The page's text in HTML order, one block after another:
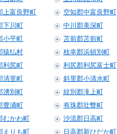
上富良野町 空知郡中富良野町
下川町 中川郡美深町
小平町 苫前郡苫前町
猿払村 枝幸郡浜頓別町
利尻町 利尻郡利尻富士町
清里町 斜里郡小清水町
湧別町 紋別郡滝上町
豊浦町 有珠郡壮瞥町
むかわ町 沙流郡日高町
えりも町 日高郡新ひだか町